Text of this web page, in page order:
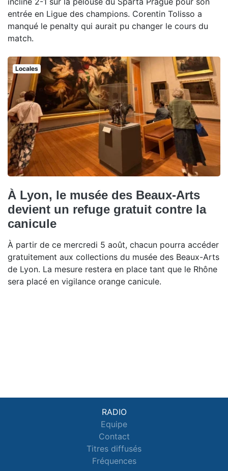
entrée en Ligue des champions. Corentin Tolisso a
manqué le penalty qui aurait pu changer le cours du
match.
Locales
À Lyon, le musée des Beaux-Arts
devient un refuge gratuit contre la
canicule
À partir de ce mercredi 5 août, chacun pourra accéder
gratuitement aux collections du musée des Beaux-Arts
de Lyon. La mesure restera en place tant que le Rhône
sera placé en vigilance orange canicule.
RADIO
Equipe
Contact
Titres diffusés
Fréquences